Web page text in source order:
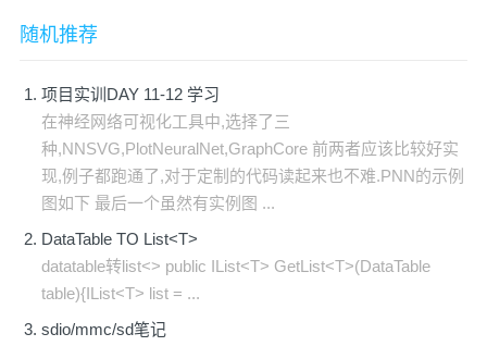
随机推荐
项目实训DAY 11-12 学习
在神经网络可视化工具中,选择了三
种,NNSVG,PlotNeuralNet,GraphCore 前两者应该比较好实
现,例子都跑通了,对于定制的代码读起来也不难.PNN的示例
图如下 最后一个虽然有实例图 ...
DataTable TO List<T>
datatable转list<> public IList<T> GetList<T>(DataTable
table){IList<T> list = ...
sdio/mmc/sd笔记